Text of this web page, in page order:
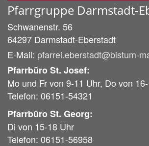
Pfarrgruppe Darmstadt-
Schwanenstr. 56
64297 Darmstadt-Eberstadt
E-Mail: pfarrei.eberstadt@bistum-
Pfarrbüro St. Josef:
Mo und Fr von 9-11 Uhr, Do von
Telefon: 06151-54321
Pfarrbüro St. Georg:
Di von 15-18 Uhr
Telefon: 06151-56958